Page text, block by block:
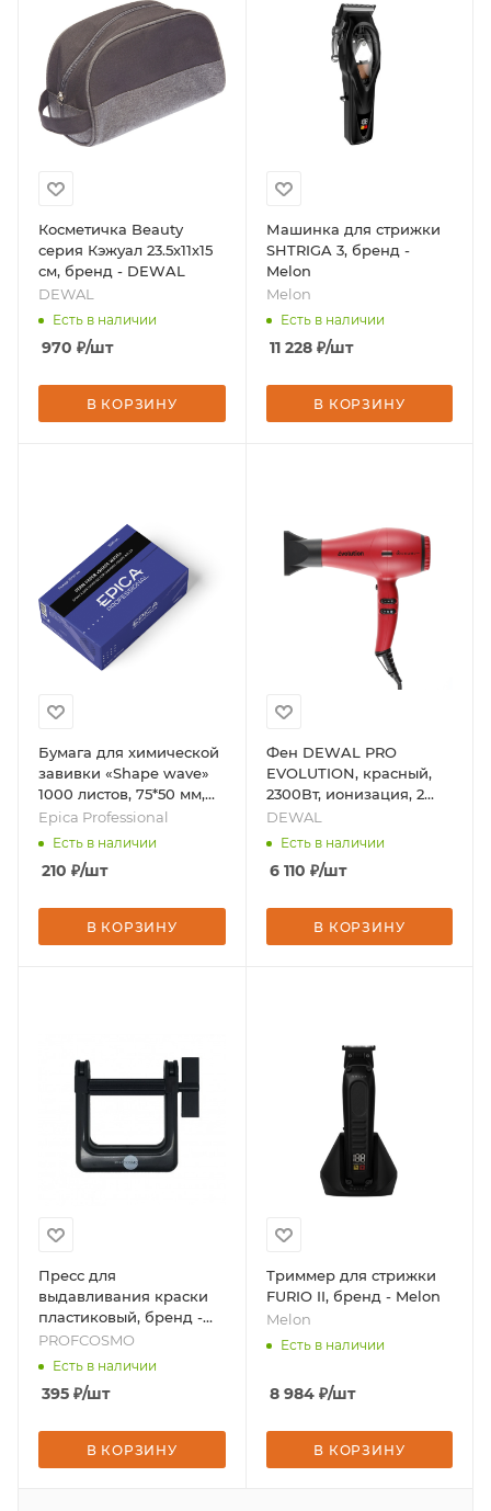
Косметичка Beauty
серия Кэжуал 23.5х11х15
см, бренд - DEWAL
DEWAL
Есть в наличии
970 ₽/шт
В КОРЗИНУ
Машинка для стрижки
SHTRIGA 3, бренд -
Melon
Melon
Есть в наличии
11 228₽/шт
В КОРЗИНУ
Бумага для химической
завивки «Shape wave»
1000 листов, 75*50 мм,
бренд - Epica
Professional
Epica Professional
Есть в наличии
210 ₽/шт
В КОРЗИНУ
Фен DEWAL PRO
EVOLUTION, красный,
2300Вт, ионизация, 2
насадки, бренд -
DEWAL
DEWAL
Есть в наличии
6 110 ₽/шт
В КОРЗИНУ
Пресс для
выдавливания краски
пластиковый, бренд -
PROFCOSMO
PROFCOSMO
Есть в наличии
395 ₽/шт
В КОРЗИНУ
Триммер для стрижки
FURIO II, бренд - Melon
Melon
Есть в наличии
8 984₽/шт
В КОРЗИНУ